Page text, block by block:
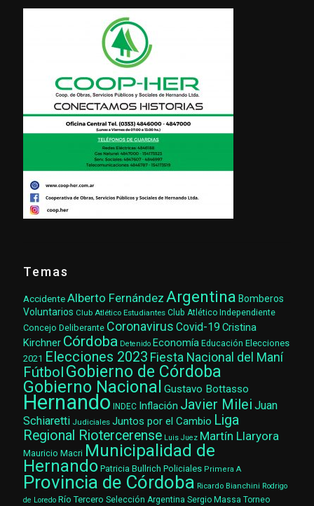
Temas
AccidenteAlberto Fernández Argentina Bomberos
Voluntarios Club Atlético Estudiantes Club Atlético Independiente
Concejo Deliberante Coronavirus Covid-19 Cristina
Kirchner Córdoba Detenido Economía Educación Elecciones
2021 Elecciones 2023 Fiesta Nacional del Maní
Fútbol Gobierno de Córdoba
Gobierno Nacional Gustavo Bottasso
Hernando INDEC Inflación Javier Milei Juan
Schiaretti Judiciales Juntos por el Cambio Liga
Regional Riotercerense Luis Juez Martín Llaryora
Mauricio Macri Municipalidad de
Hernando Patricia Bullrich Policiales Primera A
Provincia de Córdoba Ricardo Bianchini Rodrigo
de Loredo Río Tercero Selección Argentina Sergio Massa Torneo